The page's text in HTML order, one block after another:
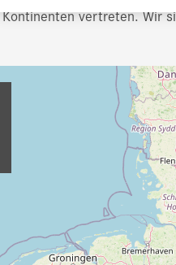
vertreten. Wir